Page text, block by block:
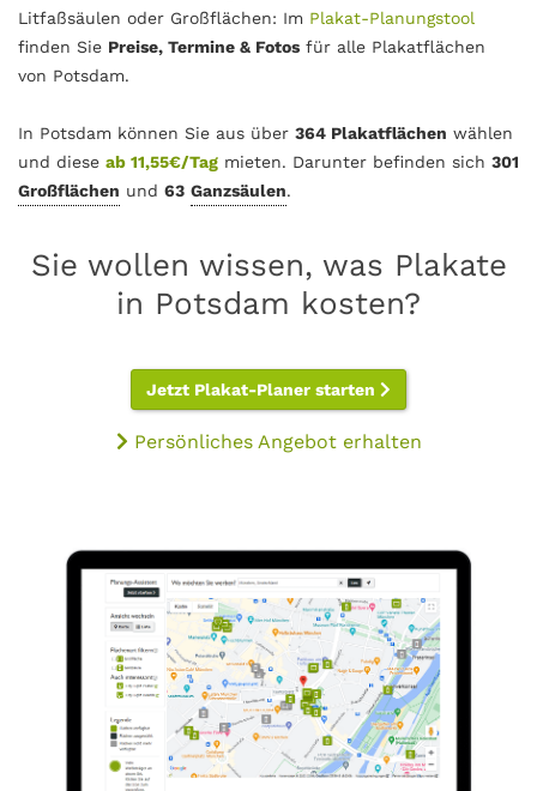
Litfaßsäulen oder Großflächen: Im Plakat-Planungstool
finden Sie Preise, Termine & Fotos für alle Plakatflächen
von Potsdam.
In Potsdam können Sie aus über 364 Plakatflächen wählen
und diese ab 11,55€/Tag mieten. Darunter befinden sich 301
Großflächen und 63 Ganzsäulen.
Sie wollen wissen, was Plakate
in Potsdam kosten?
Jetzt Plakat-Planer starten
Persönliches Angebot erhalten